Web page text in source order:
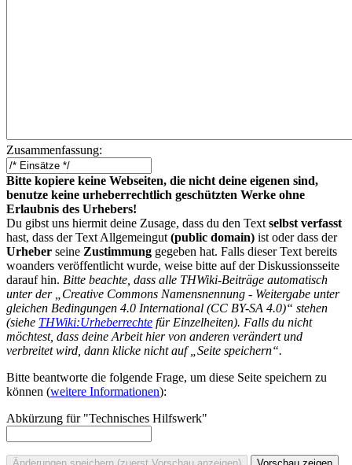
Zusammenfassung:
Bitte kopiere keine Webseiten, die nicht deine eigenen sind,
benutze keine urheberrechtlich geschützten Werke ohne
Erlaubnis des Urhebers!
Du gibst uns hiermit deine Zusage, dass du den Text selbst verfasst
hast, dass der Text Allgemeingut (public domain) ist oder dass der
Urheber seine Zustimmung gegeben hat. Falls dieser Text bereits
woanders veröffentlicht wurde, weise bitte auf der Diskussionsseite
darauf hin. Bitte beachte, dass alle THWiki-Beiträge automatisch
unter der „Creative Commons Namensnennung - Weitergabe unter
gleichen Bedingungen 4.0 International (CC BY-SA 4.0)“ stehen
(siehe THWiki:Urheberrechte für Einzelheiten). Falls du nicht
möchtest, dass deine Arbeit hier von anderen verändert und
verbreitet wird, dann klicke nicht auf „Seite speichern“.
Bitte beantworte die folgende Frage, um diese Seite speichern zu
können (weitere Informationen):
Abkürzung für "Technisches Hilfswerk"